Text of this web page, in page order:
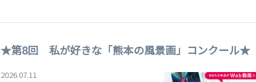
★第8回 私が好きな「熊本の風景画」コンクール★
2026.07.11